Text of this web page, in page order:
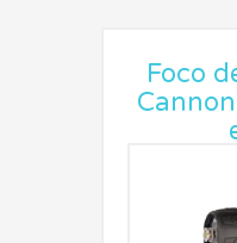
Foco